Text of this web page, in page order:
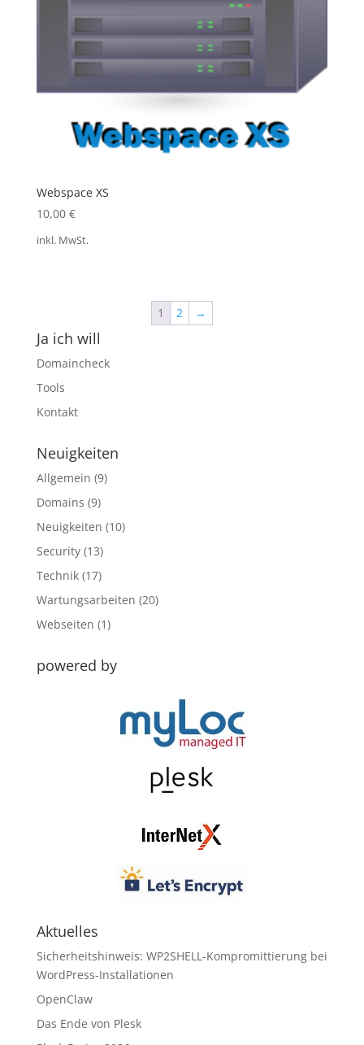
Webspace XS
10,00 €
inkl. MwSt.
1 2 →
Ja ich will
Domaincheck
Tools
Kontakt
Neuigkeiten
Allgemein (9)
Domains (9)
Neuigkeiten (10)
Security(13)
Technik(17)
Wartungsarbeiten (20)
Webseiten (1)
powered by
Aktuelles
Sicherheitshinweis: WP2SHELL-Kompromittierung bei
WordPress-Installationen
OpenClaw
Das Ende von Plesk